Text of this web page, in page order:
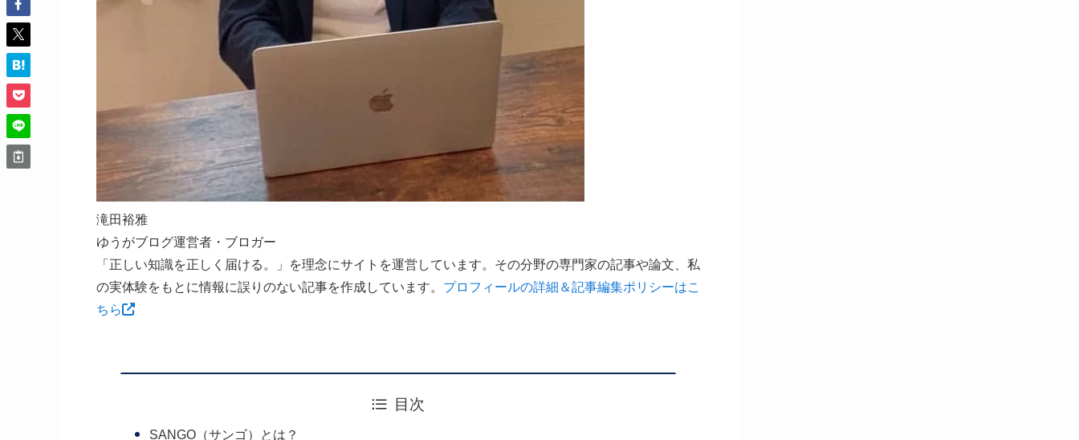
滝田裕雅
ゆうがブログ運営者・ブロガー
「正しい知識を正しく届ける。」を理念にサイトを運営しています。その分野の専門家の記事や論文、私
の実体験をもとに情報に誤りのない記事を作成しています。 プロフィールの詳細＆記事編集ポリシーはこ
ちら
目次
SANGO（サンゴ）とは？